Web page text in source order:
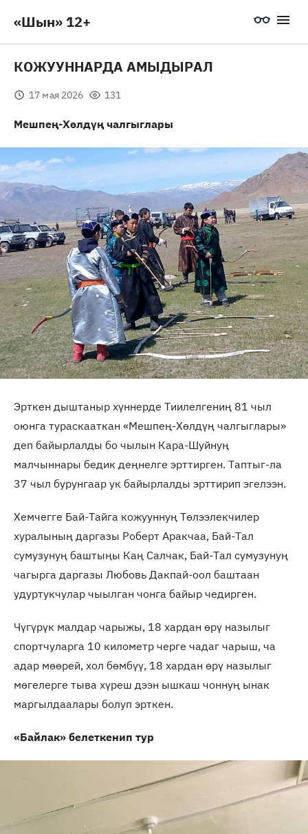
«Шын» 12+
КОЖУУННАРДА АМЫДЫРАЛ
17 мая 2026 131
Мешпең-Хөлдүң чалгыглары
Эрткен дыштаныр хүннерде Тиилелгениң 81 чыл
оюнга тураскааткан «Мешпең-Хөлдүң чалгыглары»
деп байырлалды бо чылын Кара-Шуйнуң
малчыннары бедик деңнелге эрттирген. Таптыг-ла
37 чыл бурунгаар ук байырлалды эрттирип эгелээн.
Хемчегге Бай-Тайга кожууннуң Төлээлекчилер
хуралының даргазы Роберт Аракчаа, Бай-Тал
сумузунуң баштыңы Каң Салчак, Бай-Тал сумузунуң
чагырга даргазы Любовь Дакпай-оол баштаан
удуртукчулар чыылган чонга байыр чедирген.
Чүгүрүк малдар чарыжы, 18 хардан өрү назылыг
спортчуларга 10 километр черге чадаг чарыш, ча
адар мөөрей, хол бөмбүү, 18 хардан өрү назылыг
мөгелерге тыва хүреш дээн ышкаш чоннуң ынак
маргылдаалары болуп эрткен.
«Байлак» белеткенип тур